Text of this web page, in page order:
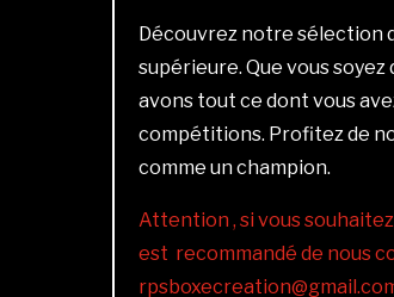
Découvrez notre sélection
supérieure. Que vous
avons tout ce dont vous
compétitions. Profitez de
comme un champion.
Attention , si vous
est recommandé de nous